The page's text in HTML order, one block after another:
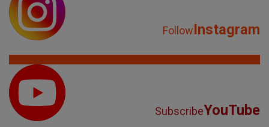
FollowInstagram
SubscribeYouTube